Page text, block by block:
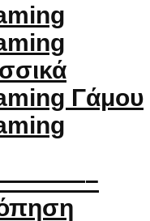
Γάμου